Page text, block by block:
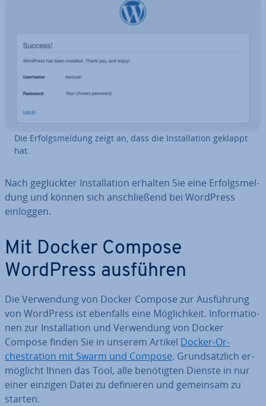
Die Er­folgs­mel­dung zeigt an, dass die In­stal­la­ti­on geklappt
hat.
Nach ge­glück­ter In­stal­la­ti­on erhalten Sie eine Er­folgs­mel­
dung und können sich an­schlie­ßend bei WordPress
einloggen.
Mit Docker Compose
WordPress ausführen
Die Ver­wen­dung von Docker Compose zur Aus­füh­rung
von WordPress ist ebenfalls eine Mög­lich­keit. In­for­ma­tio­
nen zur In­stal­la­ti­on und Ver­wen­dung von Docker
Compose finden Sie in unserem Artikel Docker-Or­
chestra­ti­on mit Swarm und Compose. Grund­sätz­lich er­
mög­licht Ihnen das Tool, alle be­nö­tig­ten Dienste in nur
einer einzigen Datei zu de­fi­nie­ren und gemeinsam zu
starten.